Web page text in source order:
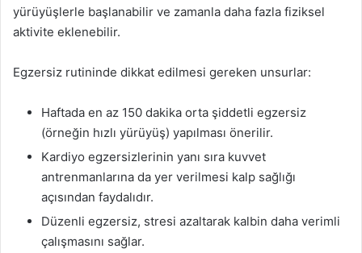
yürüyüşlerle başlanabilir ve zamanla daha fazla fiziksel
aktivite eklenebilir.
Egzersiz rutininde dikkat edilmesi gereken unsurlar:
Haftada en az 150 dakika orta şiddetli egzersiz
(örneğin hızlı yürüyüş) yapılması önerilir.
Kardiyo egzersizlerinin yanı sıra kuvvet
antrenmanlarına da yer verilmesi kalp sağlığı
açısından faydalıdır.
Düzenli egzersiz, stresi azaltarak kalbin daha verimli
çalışmasını sağlar.